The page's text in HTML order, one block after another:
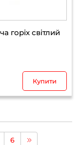
горіх світлий
Купити
6